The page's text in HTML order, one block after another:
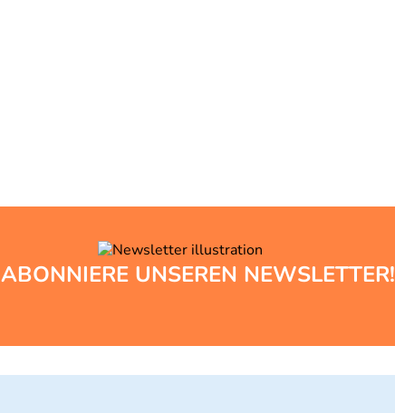
ABONNIERE UNSEREN NEWSLETTER!